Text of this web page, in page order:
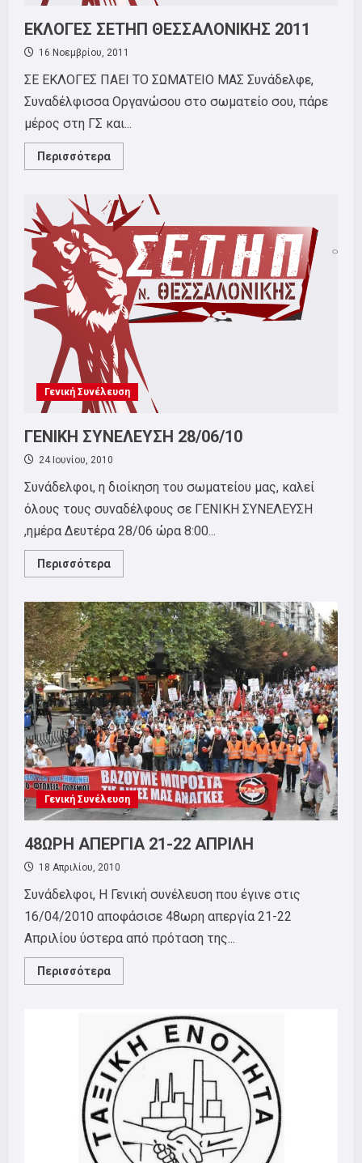
ΕΚΛΟΓΕΣ ΣΕΤΗΠ ΘΕΣΣΑΛΟΝΙΚΗΣ 2011
16 Νοεμβρίου, 2011
ΣΕ ΕΚΛΟΓΕΣ ΠΑΕΙ ΤΟ ΣΩΜΑΤΕΙΟ ΜΑΣ Συνάδελφε,
Συναδέλφισσα Οργανώσου στο σωματείο σου, πάρε
μέρος στη ΓΣ και...
Περισσότερα
more
ΣΕΤΗΠ
ΘΕΣΣΑΛΟΝΙΚΗΣ
2011
Γενική Συνέλευση
ΓΕΝΙΚΗ ΣΥΝΕΛΕΥΣΗ 28/06/10
24 Ιουνίου, 2010
Συνάδελφοι, η διοίκηση του σωματείου μας, καλεί
όλους τους συναδέλφους σε ΓΕΝΙΚΗ ΣΥΝΕΛΕΥΣΗ
,ημέρα Δευτέρα 28/06 ώρα 8:00...
Περισσότερα
more
ΣΥΝΕΛΕΥΣΗ
28/06/10
Γενική Συνέλευση
48ΩΡΗ ΑΠΕΡΓΙΑ 21-22 ΑΠΡΙΛΗ
18 Απριλίου, 2010
Συνάδελφοι, H Γενική συνέλευση που έγινε στις
16/04/2010 αποφάσισε 48ωρη απεργία 21-22
Απριλίου ύστερα από πρόταση της...
Περισσότερα
more
ΑΠΕΡΓΙΑ
22
ΑΠΡΙΛΗ